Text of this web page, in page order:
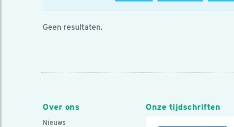
Geen resultaten.
Over ons
Nieuws
Onze tijdschriften